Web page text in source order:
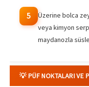
5
Üzerine bolca
veya kimyon
maydanozla
💡 PÜF NOKTALARI VE